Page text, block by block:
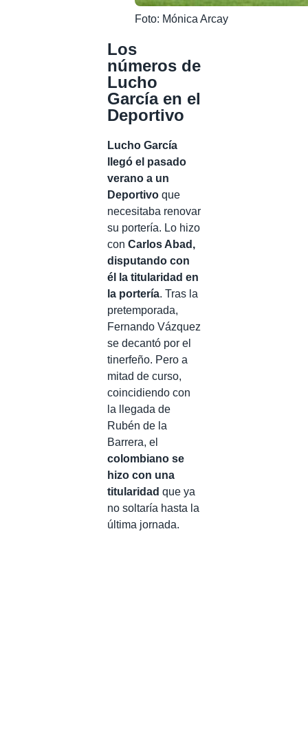
Foto: Mónica Arcay
Los
números de
Lucho
García en el
Deportivo
Lucho García
llegó el pasado
verano a un
Deportivo que
necesitaba renovar
su portería. Lo hizo
con Carlos Abad,
disputando con
él la titularidad en
la portería. Tras la
pretemporada,
Fernando Vázquez
se decantó por el
tinerfeño. Pero a
mitad de curso,
coincidiendo con
la llegada de
Rubén de la
Barrera, el
colombiano se
hizo con una
titularidad que ya
no soltaría hasta la
última jornada.